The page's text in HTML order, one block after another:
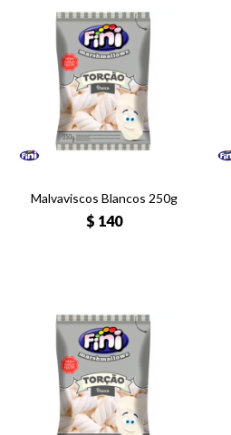
Malvaviscos Blancos 250g
$ 140